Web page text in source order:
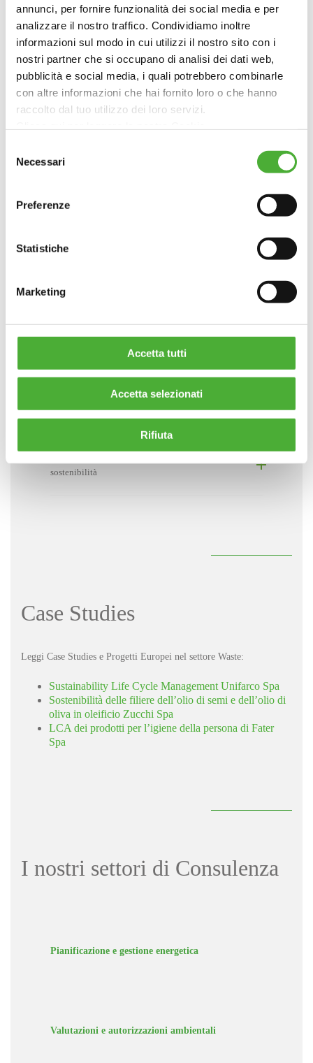
annunci, per fornire funzionalità dei social media e per
analizzare il nostro traffico. Condividiamo inoltre
informazioni sul modo in cui utilizzi il nostro sito con i
nostri partner che si occupano di analisi dei dati web,
pubblicità e social media, i quali potrebbero combinarle
con altre informazioni che hai fornito loro o che hanno
raccolto dal tuo utilizzo dei loro servizi.
Chiudendo il banner continui la navigazione con i soli
cookie strettamente necessari al funzionamento delsito
web
delNecessari
Preferenze
Statistiche
Marketing
Accetta tutti
Accetta selezionati
Rifiuta
Le nostre aree di Consulenza
Etichette e certificazioni di prodotto
Sistemi di Gestione e audit
sostenibilità
Case Studies
Leggi Case Studies e Progetti Europei nel settore Waste:
Sustainability Life Cycle Management Unifarco Spa
Sostenibilità delle filiere dell’olio di semi e dell’olio di
oliva in oleificio Zucchi Spa
LCA dei prodotti per l’igiene della persona di Fater
Spa
I nostri settori di Consulenza
Pianificazione e gestione energetica
Valutazioni e autorizzazioni ambientali